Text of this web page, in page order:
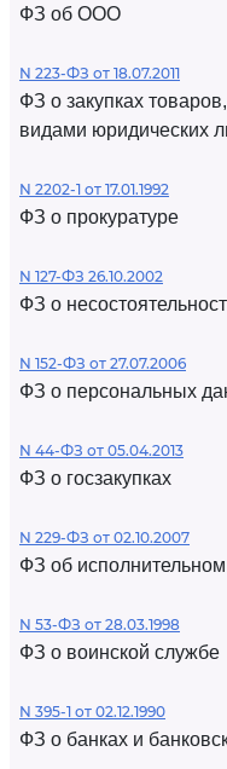
ФЗ об ООО
N 223-ФЗ от 18.07.2011
ФЗ о закупках
видами юридических
N 2202-1 от 17.01.1992
ФЗ о прокуратуре
N 127-ФЗ 26.10.2002
ФЗ о
N 152-ФЗ от 27.07.2006
ФЗ о персональных
N 44-ФЗ от 05.04.2013
ФЗ о госзакупках
N 229-ФЗ от 02.10.2007
ФЗ об
N 53-ФЗ от 28.03.1998
ФЗ о воинской службе
N 395-1 от 02.12.1990
ФЗ о банках и